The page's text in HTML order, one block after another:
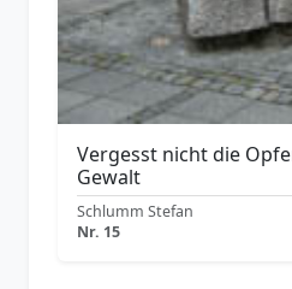
Vergesst nicht die
Gewalt
Schlumm Stefan
Nr. 15